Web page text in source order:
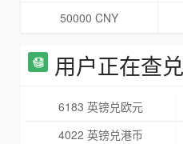
50000 CNY
用户正在查兑
6183 英镑兑欧元
4022 英镑兑港币